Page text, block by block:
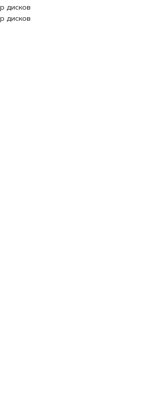
дисков
дисков